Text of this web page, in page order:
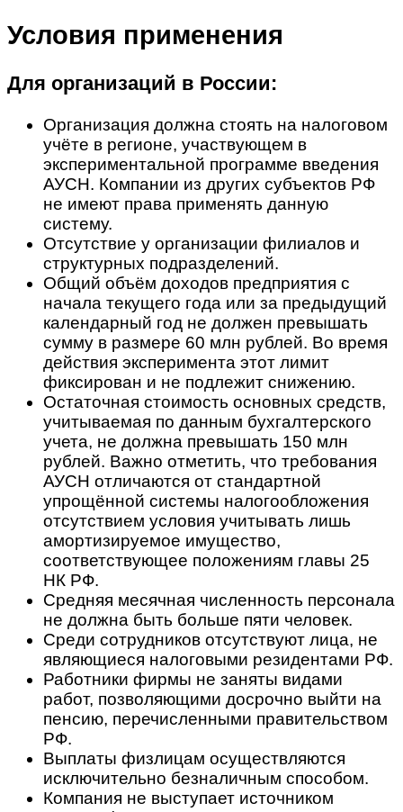
Условия применения
Для организаций в России:
Организация должна стоять на налоговом
учёте в регионе, участвующем в
экспериментальной программе введения
АУСН. Компании из других субъектов РФ
не имеют права применять данную
систему.
Отсутствие у организации филиалов и
структурных подразделений.
Общий объём доходов предприятия с
начала текущего года или за предыдущий
календарный год не должен превышать
сумму в размере 60 млн рублей. Во время
действия эксперимента этот лимит
фиксирован и не подлежит снижению.
Остаточная стоимость основных средств,
учитываемая по данным бухгалтерского
учета, не должна превышать 150 млн
рублей. Важно отметить, что требования
АУСН отличаются от стандартной
упрощённой системы налогообложения
отсутствием условия учитывать лишь
амортизируемое имущество,
соответствующее положениям главы 25
НК РФ.
Средняя месячная численность персонала
не должна быть больше пяти человек.
Среди сотрудников отсутствуют лица, не
являющиеся налоговыми резидентами РФ.
Работники фирмы не заняты видами
работ, позволяющими досрочно выйти на
пенсию, перечисленными правительством
РФ.
Выплаты физлицам осуществляются
исключительно безналичным способом.
Компания не выступает источником